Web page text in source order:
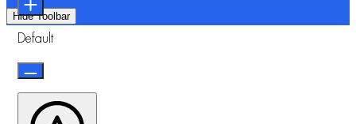
Hide Toolbar
Default